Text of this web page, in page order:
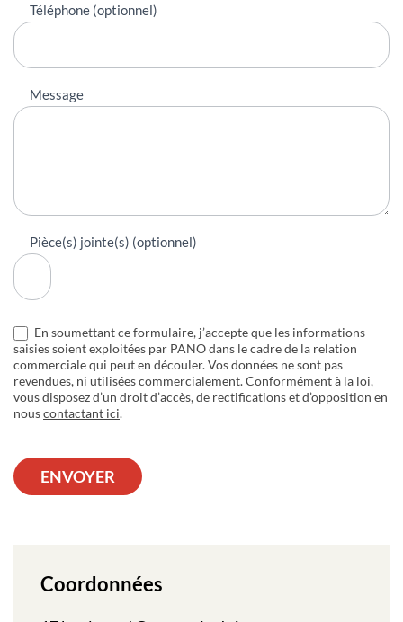
Téléphone (optionnel)
Message
Pièce(s) jointe(s) (optionnel)
En soumettant ce formulaire, j’accepte que les informations
saisies soient exploitées par PANO dans le cadre de la relation
commerciale qui peut en découler. Vos données ne sont pas
revendues, ni utilisées commercialement. Conformément à la loi,
vous disposez d’un droit d’accès, de rectifications et d’opposition en
nouscontactant ici.
ENVOYER
Coordonnées